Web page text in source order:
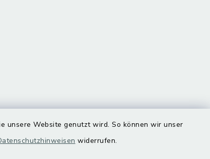
unsere Website genutzt wird. So können wir unser
widerrufen.